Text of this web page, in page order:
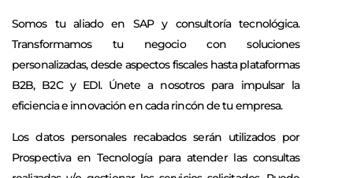
Somos tu aliado en SAP y consultoría tecnológica.
Transformamos tu negocio con soluciones
personalizadas, desde aspectos fiscales hasta plataformas
B2B, B2C y EDI. Únete a nosotros para impulsar la
eficiencia e innovación en cada rincón de tu empresa.
Los datos personales recabados serán utilizados por
Prospectiva en Tecnología para atender las consultas